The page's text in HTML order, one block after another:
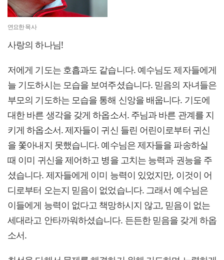
연요한 목사
사랑의 하나님!
저에게 기도는 호흡과도 같습니다. 예수님도 제자들에게
늘 기도하시는 모습을 보여주셨습니다. 믿음의 자녀들은
부모의 기도하는 모습을 통해 신앙을 배웁니다. 기도에
대한 바른 생각을 갖게 하옵소서. 주님과 바른 관계를 지
키게 하옵소서. 제자들이 귀신 들린 어린이로부터 귀신
을 쫓아내지 못했습니다. 예수님은 제자들을 파송하실
때 이미 귀신을 제어하고 병을 고치는 능력과 권능을 주
셨습니다. 제자들에게 이미 능력이 있었지만, 이것이 어
디로부터 오는지 믿음이 없었습니다. 그래서 예수님은
이들에게 능력이 없다고 책망하시지 않고, 믿음이 없는
세대라고 안타까워하셨습니다. 든든한 믿음을 갖게 하옵
소서.